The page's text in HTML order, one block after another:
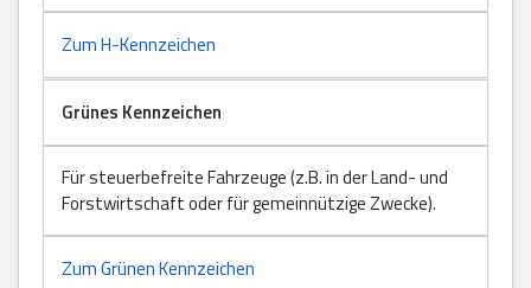
Zum H-Kennzeichen
Grünes Kennzeichen
Für steuerbefreite Fahrzeuge (z.B. in der Land- und
Forstwirtschaft oder für gemeinnützige Zwecke).
Zum Grünen Kennzeichen